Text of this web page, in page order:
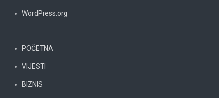
WordPress.org
POČETNA
VIJESTI
BIZNIS